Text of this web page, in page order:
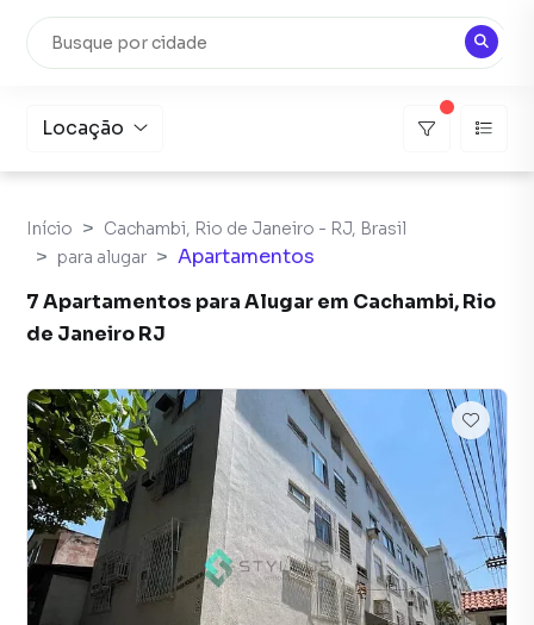
Locação
Início
Cachambi, Rio de Janeiro - RJ, Brasil
para alugar
Apartamentos
7 Apartamentos para Alugar em Cachambi, Rio
de Janeiro RJ